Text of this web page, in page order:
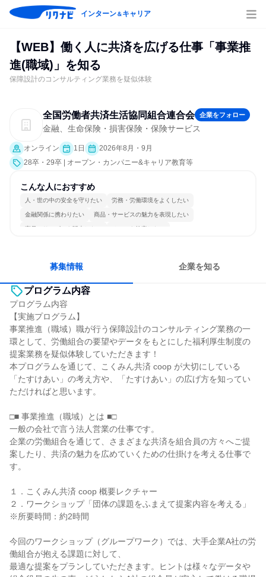
インターン＆キャリア
【WEB】働く人に共済を広げる仕事「事業推
進(職域)」を知る
保障設計のコンサルティング業務を疑似体験
全国労働者共済生活協同組合連合会 企業をフォロー
金融、生命保険・損害保険・保険サービス
オンライン 1日
2026年8月・9月
28卒・29卒 | オープン・カンパニー&キャリア教育等
こんな人におすすめ
人・世の中の安全を守りたい 労務・労働環境をよくしたい
金融関係に携わりたい 商品・サービスの魅力を表現したい
商品・サービスを販売したい チームを統率したい
募集情報 企業を知る
プログラム内容
プログラム内容
【実施プログラム】
事業推進（職域）職が行う保障設計のコンサルティング業務の一
環として、労働組合の要望やデータをもとにした福利厚生制度の
提案業務を疑似体験していただきます！
本プログラムを通じて、こくみん共済 coop が大切にしている
「たすけあい」の考え方や、「たすけあい」の広げ方を知ってい
ただければと思います。
□■ 事業推進（職域）とは ■□
一般の会社で言う法人営業の仕事です。
企業の労働組合を通じて、さまざまな共済を組合員の方々へご提
案したり、共済の魅力を広めていくための仕掛けを考える仕事で
す。
１．こくみん共済 coop 概要レクチャー
２．ワークショップ「団体の課題をふまえて提案内容を考える」
※所要時間：約2時間
今回のワークショップ（グループワーク）では、大手企業A社の労
働組合が抱える課題に対して、
最適な提案をプランしていただきます。ヒントは様々なデータや